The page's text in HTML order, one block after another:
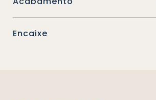
Encaixe